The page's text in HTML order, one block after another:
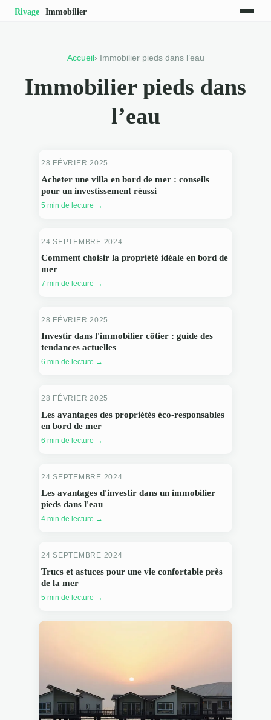
Accueil › Immobilier pieds dans l’eau
Immobilier pieds dans
l’eau
28 FÉVRIER 2025
Acheter une villa en bord de mer : conseils
pour un investissement réussi
5 min de lecture →
24 SEPTEMBRE 2024
Comment choisir la propriété idéale en bord de
mer
7 min de lecture →
28 FÉVRIER 2025
Investir dans l'immobilier côtier : guide des
tendances actuelles
6 min de lecture →
28 FÉVRIER 2025
Les avantages des propriétés éco-responsables
en bord de mer
6 min de lecture →
24 SEPTEMBRE 2024
Les avantages d'investir dans un immobilier
pieds dans l'eau
4 min de lecture →
24 SEPTEMBRE 2024
Trucs et astuces pour une vie confortable près
de la mer
5 min de lecture →